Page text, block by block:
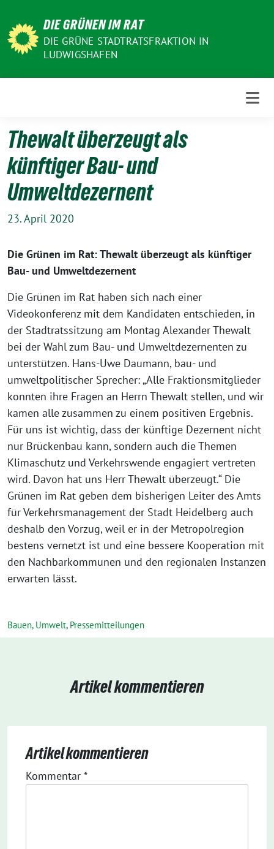
zum
Inhalt
DIE GRÜNEN IM RAT
DIE GRÜNE STADTRATSFRAKTION IN
LUDWIGSHAFEN
Thewalt überzeugt als
künftiger Bau- und
Umweltdezernent
23. April 2020
Die Grünen im Rat: Thewalt überzeugt als künftiger
Bau- und Umweltdezernent
Die Grünen im Rat haben sich nach einer
Videokonferenz mit dem Kandidaten entschieden, in
der Stadtratssitzung am Montag Alexander Thewalt
bei der Wahl zum Bau- und Umweltdezernenten zu
unterstützen. Hans-Uwe Daumann, bau- und
umweltpolitischer Sprecher: „Alle Fraktionsmitglieder
konnten ihre Fragen an Herrn Thewalt stellen, und wir
kamen alle zusammen zu einem positiven Ergebnis.
Für uns ist wichtig, dass der künftige Dezernent nicht
nur Brückenbau kann, sondern auch die Themen
Klimaschutz und Verkehrswende engagiert vertreten
wird. Davon hat uns Herr Thewalt überzeugt.“ Die
Grünen im Rat geben dem bisherigen Leiter des Amts
für Verkehrsmanagement der Stadt Heidelberg auch
deshalb den Vorzug, weil er in der Metropolregion
bestens vernetzt ist und eine bessere Kooperation mit
den Nachbarkommunen und den regionalen Instanzen
erwarten lässt.
Bauen, Umwelt, Pressemitteilungen
Artikel kommentieren
Artikel kommentieren
Kommentar *